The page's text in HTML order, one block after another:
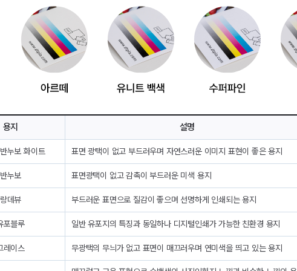
용지 설명
누보 화이트 표면 광택이 없고 부드러우며 자연스러운 이미지 표현이 좋은 용지
반누보 표면광택이 없고 감촉이 부드러운 미색 용지
랑데뷰 부드러운 표면으로 질감이 좋으며 선명하게 인쇄되는 용지
포블루 일반 유포지의 특징과 동일하나 디지털인쇄가 가능한 친환경 용지
레이스 무광택의 무늬가 없고 표면이 매끄러우며 연미색을 띄고 있는 용지